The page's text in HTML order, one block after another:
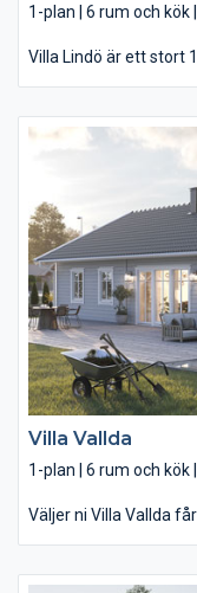
1-plan | 6 rum och kök
Villa Lindö är ett stort
lyser ljuset från de
som matbordet, som
gästerna blir många.
vindskyddad uteplats
vårdagar och sena
behagligt avskilt, med
klädkammare. I
sitt, med stora egna
spela spel och se på tv
Villa Vallda
1-plan | 6 rum och kök
Väljer ni Villa Vallda
redan när du kliver in